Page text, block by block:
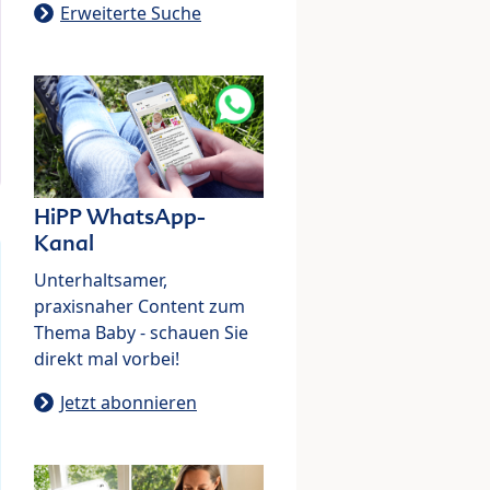
Erweiterte Suche
HiPP WhatsApp-
Kanal
Unterhaltsamer,
praxisnaher Content zum
Thema Baby - schauen Sie
direkt mal vorbei!
Jetzt abonnieren